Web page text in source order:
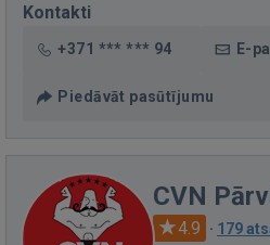
Kontakti
+371 *** *** 94 E-
Piedāvāt pasūtījumu
CVN
4.9 · 179